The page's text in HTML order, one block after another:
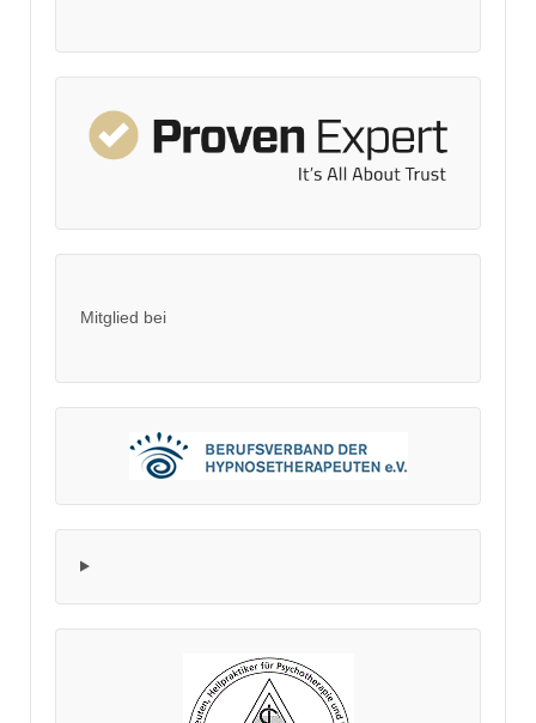
Mitglied bei